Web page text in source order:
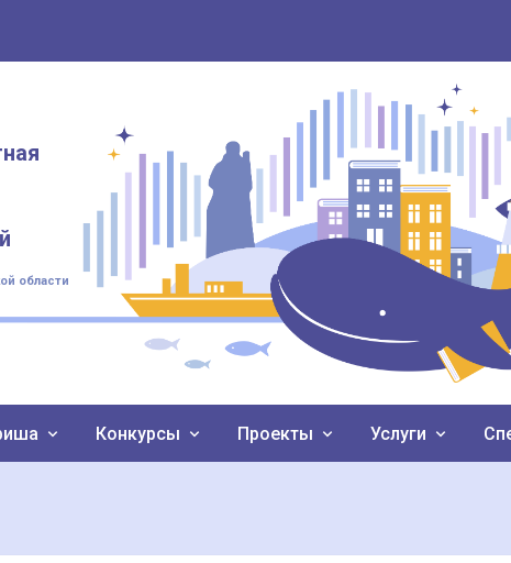
области
Конкурсы Проекты Услуги